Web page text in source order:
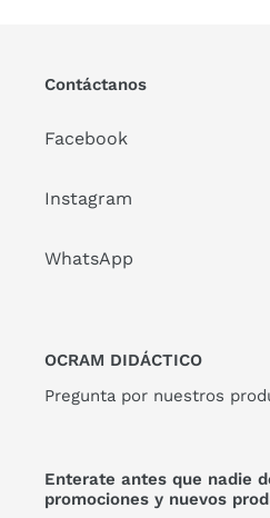
Contáctanos
Facebook
Instagram
WhatsApp
OCRAM DIDÁCTICO
Pregunta por nuestros
Enterate antes que nadie
promociones y nuevos